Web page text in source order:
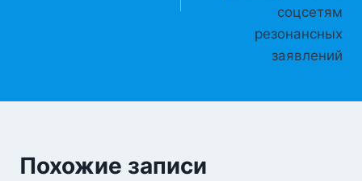
соцсетям
резонансных
заявлений
Похожие записи